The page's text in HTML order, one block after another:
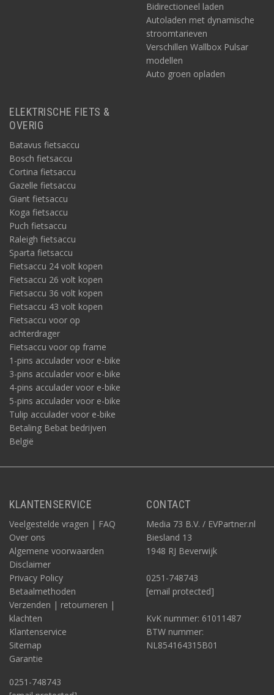
Bidirectioneel laden
Autoladen met dynamische
stroomtarieven
Verschillen Wallbox Pulsar
modellen
Auto groen opladen
ELEKTRISCHE FIETS &
OVERIG
Batavus fietsaccu
Bosch fietsaccu
Cortina fietsaccu
Gazelle fietsaccu
Giant fietsaccu
Koga fietsaccu
Puch fietsaccu
Raleigh fietsaccu
Sparta fietsaccu
Fietsaccu 24 volt kopen
Fietsaccu 26 volt kopen
Fietsaccu 36 volt kopen
Fietsaccu 43 volt kopen
Fietsaccu voor op
achterdrager
Fietsaccu voor op frame
1-pins acculader voor e-bike
3-pins acculader voor e-bike
4-pins acculader voor e-bike
5-pins acculader voor e-bike
Tulip acculader voor e-bike
Betaling Bebat bedrijven
België
KLANTENSERVICE
Veelgestelde vragen | FAQ
Over ons
Algemene voorwaarden
Disclaimer
Privacy Policy
Betaalmethoden
Verzenden | retourneren |
klachten
Klantenservice
Sitemap
Garantie
0251-748743
CONTACT
Media 73 B.V. / EVPartner.nl
Biesland 13
1948 RJ Beverwijk
0251-748743
[email protected]
KvK nummer: 61011487
BTW nummer:
NL854164315B01